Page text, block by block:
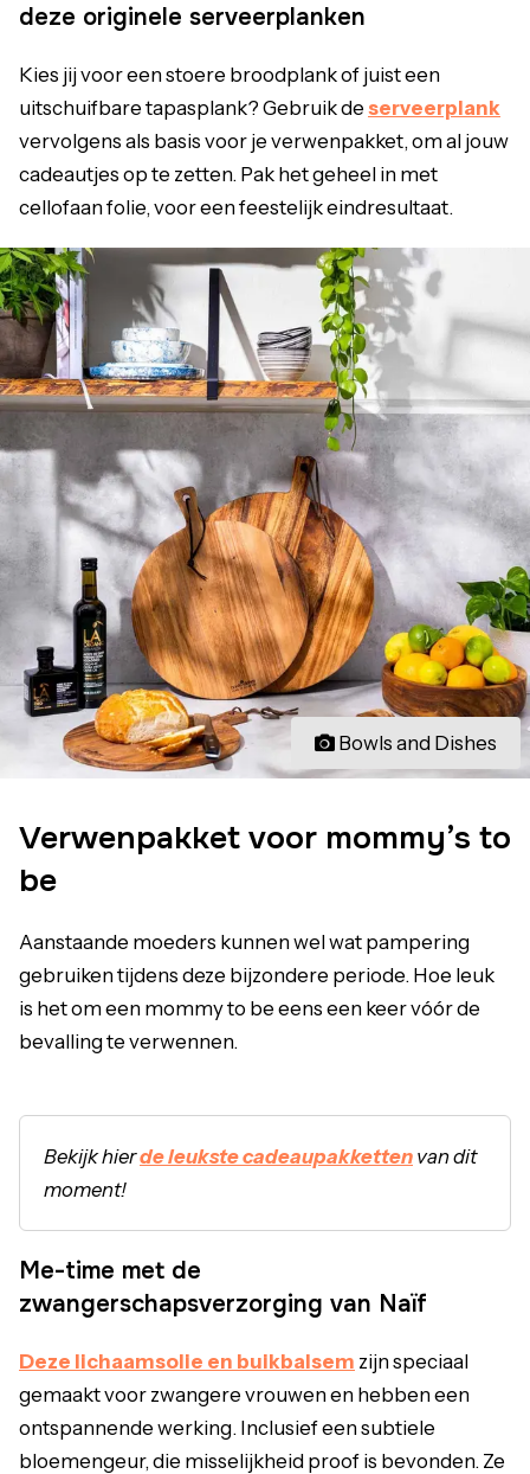
deze originele serveerplanken
Kies jij voor een stoere broodplank of juist een
uitschuifbare tapasplank? Gebruik de serveerplank
vervolgens als basis voor je verwenpakket, om al jouw
cadeautjes op te zetten. Pak het geheel in met
cellofaan folie, voor een feestelijk eindresultaat.
Bowls and Dishes
Verwenpakket voor mommy’s to
be
Aanstaande moeders kunnen wel wat pampering
gebruiken tijdens deze bijzondere periode. Hoe leuk
is het om een mommy to be eens een keer vóór de
bevalling te verwennen.
Bekijk hierde leukste cadeaupakketten van dit
moment!
Me-time met de
zwangerschapsverzorging van Naïf
Deze lichaamsolie en buikbalsem zijn speciaal
gemaakt voor zwangere vrouwen en hebben een
ontspannende werking. Inclusief een subtiele
bloemengeur, die misselijkheid proof is bevonden. Ze